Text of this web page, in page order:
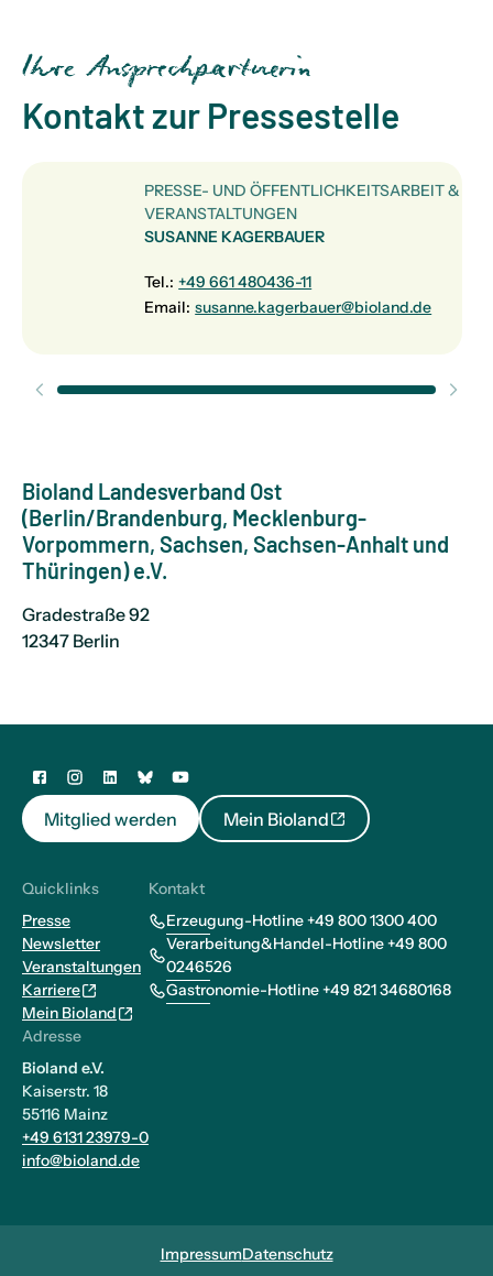
Ihre Ansprechpartnerin
Kontakt zur Pressestelle
PRESSE- UND ÖFFENTLICHKEITSARBEIT &
VERANSTALTUNGEN
SUSANNE KAGERBAUER
Tel.: +49 661 480436-11
Email: susanne.kagerbauer@bioland.de
Bioland Landesverband Ost
(Berlin/Brandenburg, Mecklenburg-
Vorpommern, Sachsen, Sachsen-Anhalt und
Thüringen) e.V.
Gradestraße 92
12347 Berlin
Mitglied werden Mein Bioland
Quicklinks
Presse
Newsletter
Veranstaltungen
Karriere
Mein Bioland
Adresse
Bioland e.V.
Kaiserstr. 18
55116 Mainz
+49 6131 23979-0
info@bioland.de
Kontakt
Erzeugung-Hotline +49 800 1300 400
Verarbeitung&Handel-Hotline +49 800
0246526
Gastronomie-Hotline +49 821 34680168
ImpressumDatenschutz